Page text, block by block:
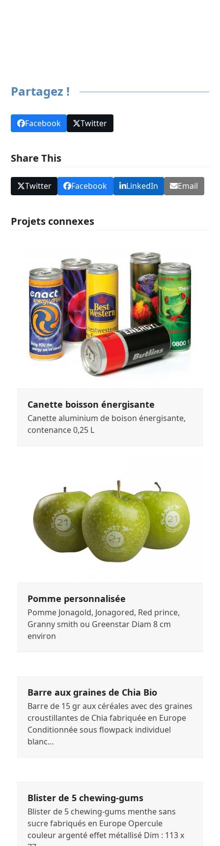
Partagez !
Facebook Twitter
Share This
Twitter Facebook LinkedIn Email
Projets connexes
Canette boisson énergisante
Canette aluminium de boison énergisante,
contenance 0,25 L
Pomme personnalisée
Pomme Jonagold, Jonagored, Red prince,
Granny smith ou Greenstar Diam 8 cm
environ
Barre aux graines de Chia Bio
Barre de 15 gr aux céréales avec des graines
croustillantes de Chia fabriquée en Europe
Conditionnée sous flowpack individuel
blanc…
Blister de 5 chewing-gums
Blister de 5 chewing-gums menthe sans
sucre fabriqués en Europe Opercule
couleur argenté effet métallisé Dim : 113 x